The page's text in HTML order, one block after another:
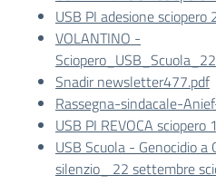
USB PI adesione
VOLANTINO -
Snadir newsletter477.pdf
Rassegna-sindacale-
USB PI REVOCA
USB Scuola - Genocidio
silenzio_ 22 settembre